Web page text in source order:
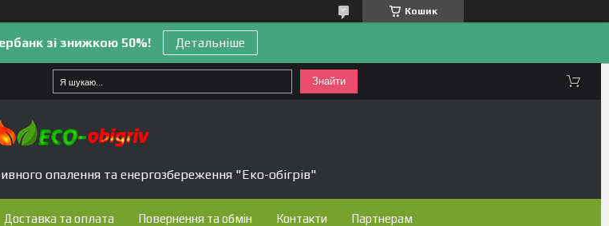
Кошик
зі знижкою 50%! Детальніше
Знайти
опалення та енергозбереження "Еко-обігрів"
Доставка та оплата Повернення та обмін Контакти Партнерам